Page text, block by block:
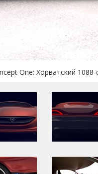
One: Хорватский